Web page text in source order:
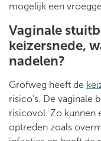
mogelijk een
Vaginale
keizersnede,
nadelen?
Grofweg heeft de
risico’s. De vaginale
risicovol. Zo kunnen
optreden zoals